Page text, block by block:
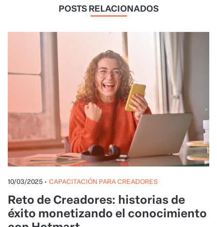
POSTS RELACIONADOS
10/03/2025 • CAPACITACIÓN PARA CREADORES
Reto de Creadores: historias de
éxito monetizando el conocimiento